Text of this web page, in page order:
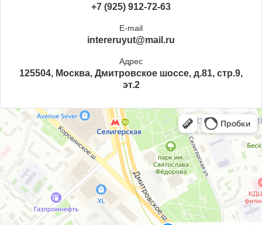
+7 (925) 912-72-63
E-mail
intereruyut@mail.ru
Адрес
125504, Москва, Дмитровское шоссе, д.81, стр.9,
эт.2